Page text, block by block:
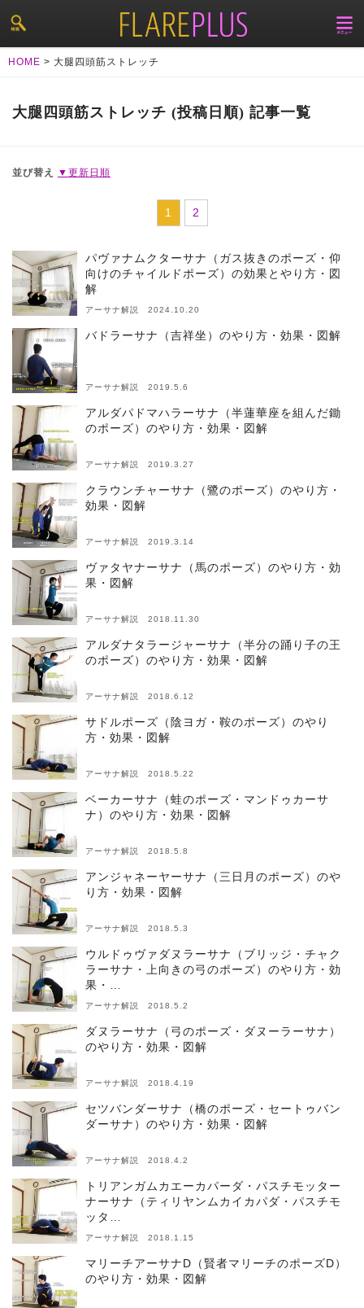
HOME > 大腿四頭筋ストレッチ
大腿四頭筋ストレッチ (投稿日順) 記事一覧
並び替え ▼更新日順
1 2
パヴァナムクターサナ（ガス抜きのポーズ・仰
向けのチャイルドポーズ）の効果とやり方・図
解
アーサナ解説 2024.10.20
バドラーサナ（吉祥坐）のやり方・効果・図解
アーサナ解説 2019.5.6
アルダパドマハラーサナ（半蓮華座を組んだ鋤
のポーズ）のやり方・効果・図解
アーサナ解説 2019.3.27
クラウンチャーサナ（鷺のポーズ）のやり方・
効果・図解
アーサナ解説 2019.3.14
ヴァタヤナーサナ（馬のポーズ）のやり方・効
果・図解
アーサナ解説 2018.11.30
アルダナタラージャーサナ（半分の踊り子の王
のポーズ）のやり方・効果・図解
アーサナ解説 2018.6.12
サドルポーズ（陰ヨガ・鞍のポーズ）のやり
方・効果・図解
アーサナ解説 2018.5.22
ベーカーサナ（蛙のポーズ・マンドゥカーサ
ナ）のやり方・効果・図解
アーサナ解説 2018.5.8
アンジャネーヤーサナ（三日月のポーズ）のや
り方・効果・図解
アーサナ解説 2018.5.3
ウルドゥヴァダヌラーサナ（ブリッジ・チャク
ラーサナ・上向きの弓のポーズ）のやり方・効
果・…
アーサナ解説 2018.5.2
ダヌラーサナ（弓のポーズ・ダヌーラーサナ）
のやり方・効果・図解
アーサナ解説 2018.4.19
セツバンダーサナ（橋のポーズ・セートゥバン
ダーサナ）のやり方・効果・図解
アーサナ解説 2018.4.2
トリアンガムカエーカパーダ・パスチモッター
ナーサナ（ティリヤンムカイカパダ・パスチモ
ッタ…
アーサナ解説 2018.1.15
マリーチアーサナD（賢者マリーチのポーズD）
のやり方・効果・図解